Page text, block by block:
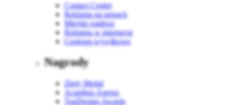
Contact Center
Reklama na targach
Miejski outdoor
Reklama w internecie
Centrum wysyłkowe
Nagrody
Złoty Medal
Acanthus Aureus
TopDesign Awards